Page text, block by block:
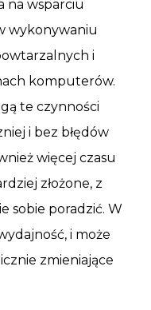
na wsparciu
wykonywaniu
i
komputerów.
te czynności
i bez błędów
więcej czasu
złożone, z
sobie poradzić. W
i może
zmieniające